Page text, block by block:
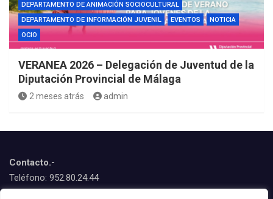
DEPARTAMENTO DE ANIMACIÓN SOCIOCULTURAL
DEPARTAMENTO DE INFORMACIÓN JUVENIL
EVENTOS
NOTICIA
OCIO
VERANEA 2026 – Delegación de Juventud de la
Diputación Provincial de Málaga
2 meses atrás admin
Contacto.-
Teléfono: 952.80.24.44